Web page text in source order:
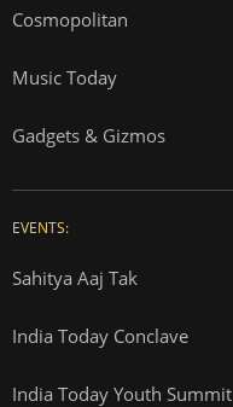
Cosmopolitan
Music Today
Gadgets & Gizmos
EVENTS:
Sahitya Aaj Tak
India Today Conclave
India Today Youth Summit